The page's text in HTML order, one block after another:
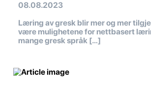
08.08.2023
Læring av gresk blir mer og mer
være mulighetene for nettbasert
mange gresk språk […]